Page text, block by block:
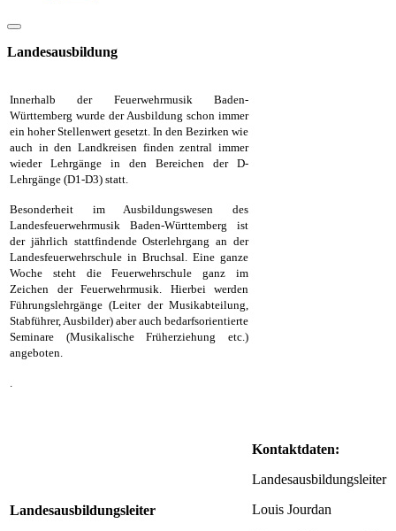
Landesausbildung
Innerhalb der Feuerwehrmusik Baden-
Württemberg wurde der Ausbildung schon immer
ein hoher Stellenwert gesetzt. In den Bezirken wie
auch in den Landkreisen finden zentral immer
wieder Lehrgänge in den Bereichen der D-
Lehrgänge (D1-D3) statt.
Besonderheit im Ausbildungswesen des
Landesfeuerwehrmusik Baden-Württemberg ist
der jährlich stattfindende Osterlehrgang an der
Landesfeuerwehrschule in Bruchsal. Eine ganze
Woche steht die Feuerwehrschule ganz im
Zeichen der Feuerwehrmusik. Hierbei werden
Führungslehrgänge (Leiter der Musikabteilung,
Stabführer, Ausbilder) aber auch bedarfsorientierte
Seminare (Musikalische Früherziehung etc.)
angeboten.
.
Landesausbildungsleiter
Kontaktdaten:
Landesausbildungsleiter
Louis Jourdan